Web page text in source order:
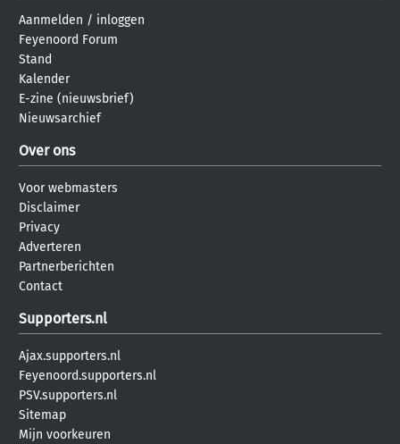
Aanmelden / inloggen
Feyenoord Forum
Stand
Kalender
E-zine (nieuwsbrief)
Nieuwsarchief
Over ons
Voor webmasters
Disclaimer
Privacy
Adverteren
Partnerberichten
Contact
Supporters.nl
Ajax.supporters.nl
Feyenoord.supporters.nl
PSV.supporters.nl
Sitemap
Mijn voorkeuren